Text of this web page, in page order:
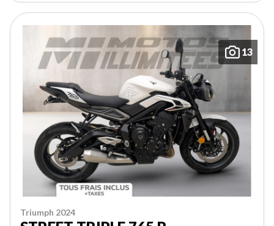
13
Triumph 2024